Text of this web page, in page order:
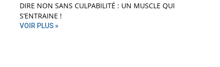
DIRE NON SANS CULPABILITÉ : UN MUSCLE QUI
S’ENTRAINE !
VOIR PLUS »